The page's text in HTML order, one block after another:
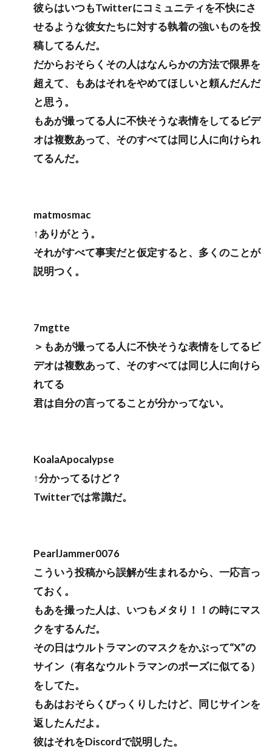
彼らはいつもTwitterにコミュニティを不快にさ
せるような彼女たちに対する執着の強いものを投
稿してるんだ。
だからおそらくその人はなんらかの方法で限界を
超えて、もあはそれをやめてほしいと頼んだんだ
と思う。
もあが撮ってる人に不快そうな表情をしてるビデ
オは複数あって、そのすべては同じ人に向けられ
てるんだ。
matmosmac
↑ありがとう。
それがすべて事実だと仮定すると、多くのことが
説明つく。
7mgtte
＞もあが撮ってる人に不快そうな表情をしてるビ
デオは複数あって、そのすべては同じ人に向けら
れてる
君は自分の言ってることが分かってない。
KoalaApocalypse
↑分かってるけど？
Twitterでは常識だ。
PearlJammer0076
こういう投稿から誤解が生まれるから、一応言っ
ておく。
もあを撮った人は、いつもメタり！！の時にマス
クをするんだ。
その日はウルトラマンのマスクをかぶって“X”の
サイン（有名なウルトラマンのポーズに似てる）
をしてた。
もあはおそらくびっくりしたけど、同じサインを
返したんだよ。
彼はそれをDiscordで説明した。